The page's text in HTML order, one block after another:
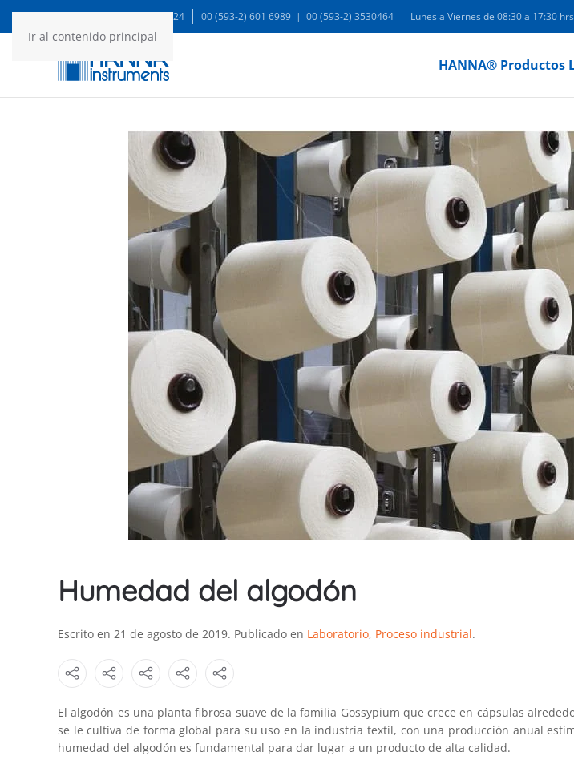
Ir al contenido principal
WA: 99935 1624 00 (593-2) 601 6989 | 00 (593-2) 3530464 Lunes a Viernes de 08:30 a 17:30
HANNA® Productos
Humedad del algodón
Escrito en 21 de agosto de 2019. Publicado en Laboratorio, Proceso industrial.
El algodón es una planta fibrosa suave de la familia Gossypium que crece en cápsulas
se le cultiva de forma global para su uso en la industria textil, con una producción anual
humedad del algodón es fundamental para dar lugar a un producto de alta calidad.